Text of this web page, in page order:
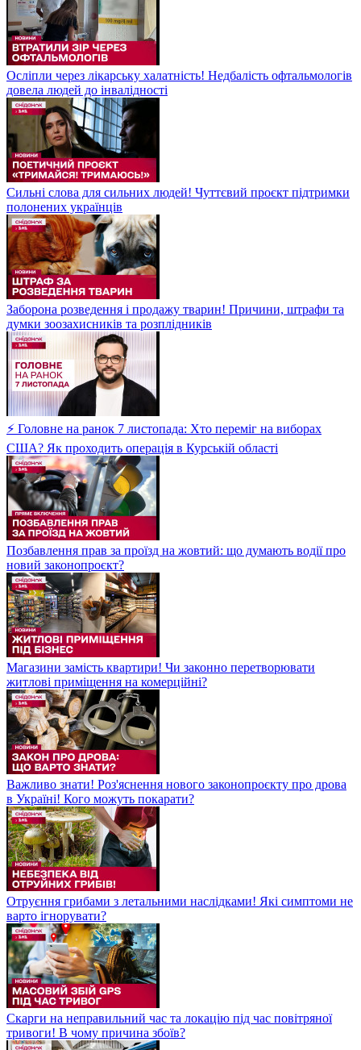
Осліпли через лікарську халатність! Недбалість офтальмологів
довела людей до інвалідності
Сильні слова для сильних людей! Чуттєвий проєкт підтримки
полонених українців
Заборона розведення і продажу тварин! Причини, штрафи та
думки зоозахисників та розплідників
⚡ Головне на ранок 7 листопада: Хто переміг на виборах
США? Як проходить операція в Курській області
Позбавлення прав за проїзд на жовтий: що думають водії про
новий законопроєкт?
Магазини замість квартири! Чи законно перетворювати
житлові приміщення на комерційні?
Важливо знати! Роз'яснення нового законопроєкту про дрова
в Україні! Кого можуть покарати?
Отруєння грибами з летальними наслідками! Які симптоми не
варто ігнорувати?
Скарги на неправильний час та локацію під час повітряної
тривоги! В чому причина збоїв?